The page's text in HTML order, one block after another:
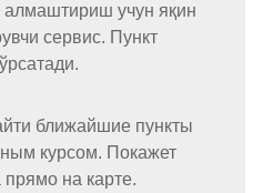
учун яқин
сервис. Пункт
ближайшие пункты
курсом. Покажет
на карте.